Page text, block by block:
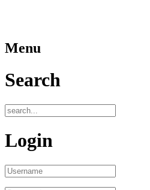
Menu
Search
Login